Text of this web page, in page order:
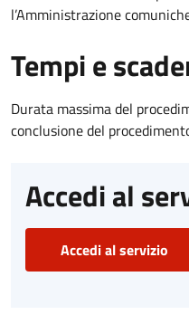
l’Amministrazione
Tempi e
Durata massima del
conclusione del
Accedi al
Accedi al servizio